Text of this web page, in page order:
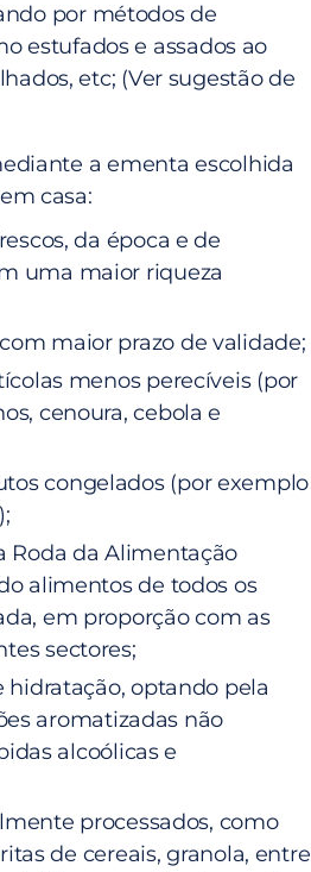
por métodos de
estufados e assados ao
etc; (Ver sugestão de
a ementa escolhida
casa:
da época e de
uma maior riqueza
maior prazo de validade;
menos perecíveis (por
cenoura, cebola e
congelados (por exemplo
Roda da Alimentação
alimentos de todos os
em proporção com as
sectores;
optando pela
aromatizadas não
alcoólicas e
processados, como
de cereais, granola, entre